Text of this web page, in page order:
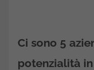
Ci sono 5
potenzialità